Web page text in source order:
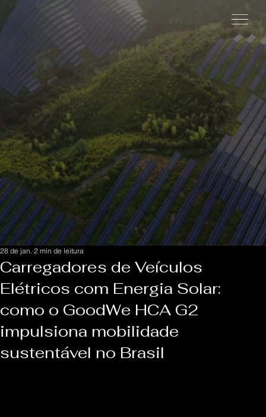
Carregadores de Veículos
Elétricos com Energia Solar:
como o GoodWe HCA G2
impulsiona mobilidade
sustentável no Brasil
28 de jan. 2 min de leitura